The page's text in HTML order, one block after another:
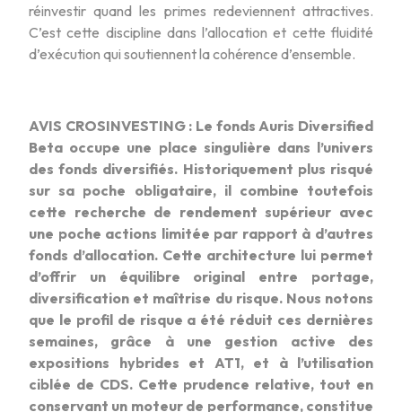
réinvestir quand les primes redeviennent attractives.
C’est cette discipline dans l’allocation et cette fluidité
d’exécution qui soutiennent la cohérence d’ensemble.
AVIS CROSINVESTING : Le fonds Auris Diversified
Beta occupe une place singulière dans l’univers
des fonds diversifiés. Historiquement plus risqué
sur sa poche obligataire, il combine toutefois
cette recherche de rendement supérieur avec
une poche actions limitée par rapport à d’autres
fonds d’allocation. Cette architecture lui permet
d’offrir un équilibre original entre portage,
diversification et maîtrise du risque. Nous notons
que le profil de risque a été réduit ces dernières
semaines, grâce à une gestion active des
expositions hybrides et AT1, et à l’utilisation
ciblée de CDS. Cette prudence relative, tout en
conservant un moteur de performance, constitue